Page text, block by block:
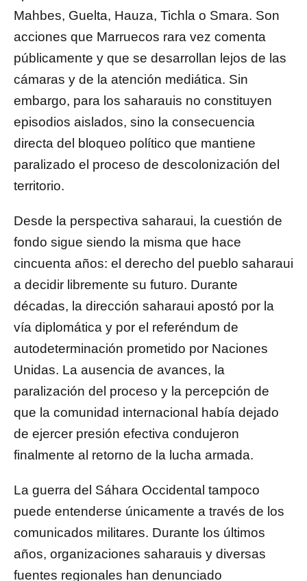
Mahbes, Guelta, Hauza, Tichla o Smara. Son
acciones que Marruecos rara vez comenta
públicamente y que se desarrollan lejos de las
cámaras y de la atención mediática. Sin
embargo, para los saharauis no constituyen
episodios aislados, sino la consecuencia
directa del bloqueo político que mantiene
paralizado el proceso de descolonización del
territorio.
Desde la perspectiva saharaui, la cuestión de
fondo sigue siendo la misma que hace
cincuenta años: el derecho del pueblo saharaui
a decidir libremente su futuro. Durante
décadas, la dirección saharaui apostó por la
vía diplomática y por el referéndum de
autodeterminación prometido por Naciones
Unidas. La ausencia de avances, la
paralización del proceso y la percepción de
que la comunidad internacional había dejado
de ejercer presión efectiva condujeron
finalmente al retorno de la lucha armada.
La guerra del Sáhara Occidental tampoco
puede entenderse únicamente a través de los
comunicados militares. Durante los últimos
años, organizaciones saharauis y diversas
fuentes regionales han denunciado